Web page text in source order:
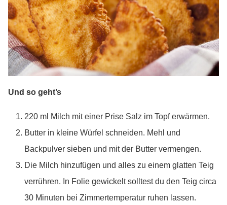
Und so geht’s
220 ml Milch mit einer Prise Salz im Topf erwärmen.
Butter in kleine Würfel schneiden. Mehl und
Backpulver sieben und mit der Butter vermengen.
Die Milch hinzufügen und alles zu einem glatten Teig
verrühren. In Folie gewickelt solltest du den Teig circa
30 Minuten bei Zimmertemperatur ruhen lassen.